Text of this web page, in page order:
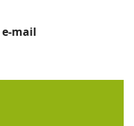
e-mail